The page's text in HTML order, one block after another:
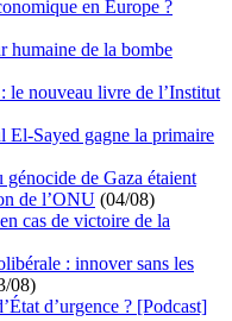
en Europe ?
humaine de la bombe
le nouveau livre de l’Institut
El-Sayed gagne la primaire
génocide de Gaza étaient
de l’ONU (04/08)
cas de victoire de la
: innover sans les
08)
d’urgence ? [Podcast]